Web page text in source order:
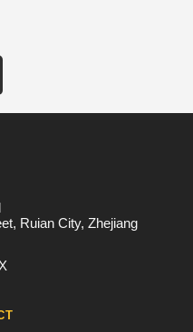
Ruian City, Zhejiang